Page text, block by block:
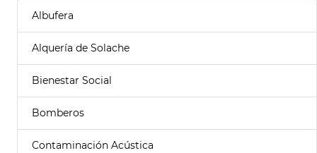
Albufera
Alquería de Solache
Bienestar Social
Bomberos
Contaminación Acústica